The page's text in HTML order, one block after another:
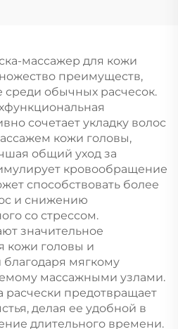
ребристый логотип в
комплекте
массажер для кожи
преимуществ,
обычных расчесок.
сочетает укладку волос
кожи головы,
общий уход за
кровообращение
способствовать более
и снижению
со стрессом.
значительное
кожи головы и
мягкому
массажными узлами.
предотвращает
делая ее удобной в
длительного времени.